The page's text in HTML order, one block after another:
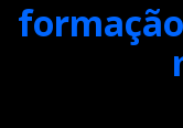
formação